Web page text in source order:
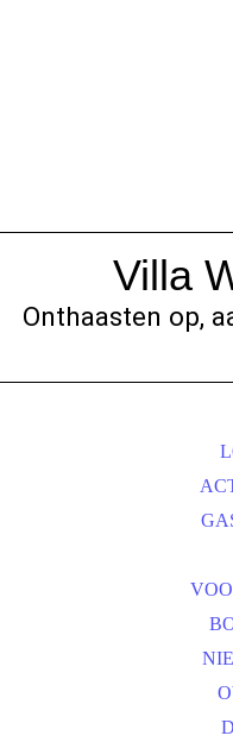
Villa
Onthaasten op,